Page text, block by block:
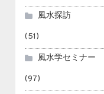
風水探訪
(51)
風水学セミナー
(97)